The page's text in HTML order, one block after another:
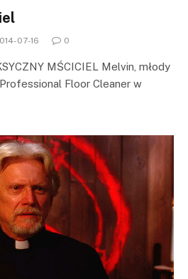
07-16 0
MŚCICIEL Melvin, młody
Floor Cleaner w